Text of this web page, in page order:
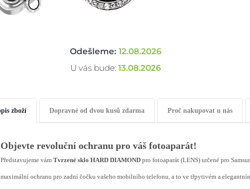
Odešleme: 12.08.2026
U vás bude: 13.08.2026
zboží Dopravné od dvou kusů zdarma Proč nakupovat u nás
Objevte revoluční ochranu pro váš fotoaparát!
Představujeme vám Tvrzené sklo HARD DIAMOND pro fotoaparát (LENS) určené pro
maximální ochranu pro zadní čočku vašeho mobilního telefonu, a to ve třpytivém a